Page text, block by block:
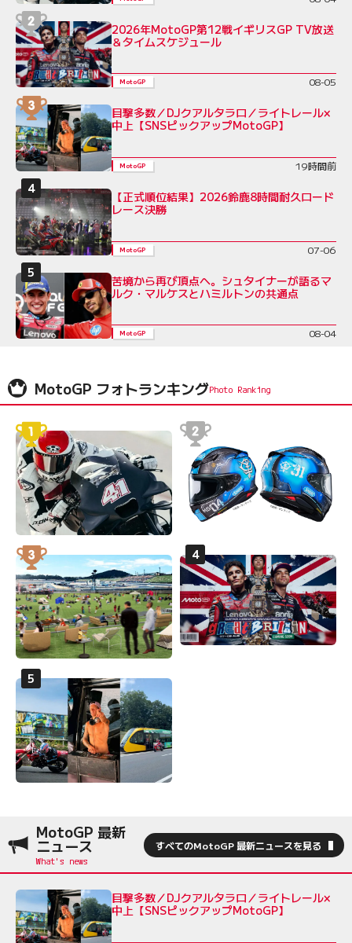
2026年MotoGP第12戦イギリスGP TV放送
＆タイムスケジュール
MotoGP 08-05
目撃多数／DJクアルタラロ／ライトレール×
中上【SNSピックアップMotoGP】
MotoGP 19時間前
【正式順位結果】2026鈴鹿8時間耐久ロード
レース決勝
MotoGP 07-06
苦境から再び頂点へ。シュタイナーが語るマ
ルク・マルケスとハミルトンの共通点
MotoGP 08-04
MotoGP フォトランキング
MotoGP 最新
ニュース すべてのMotoGP 最新ニュースを見る
目撃多数／DJクアルタラロ／ライトレール×
中上【SNSピックアップMotoGP】